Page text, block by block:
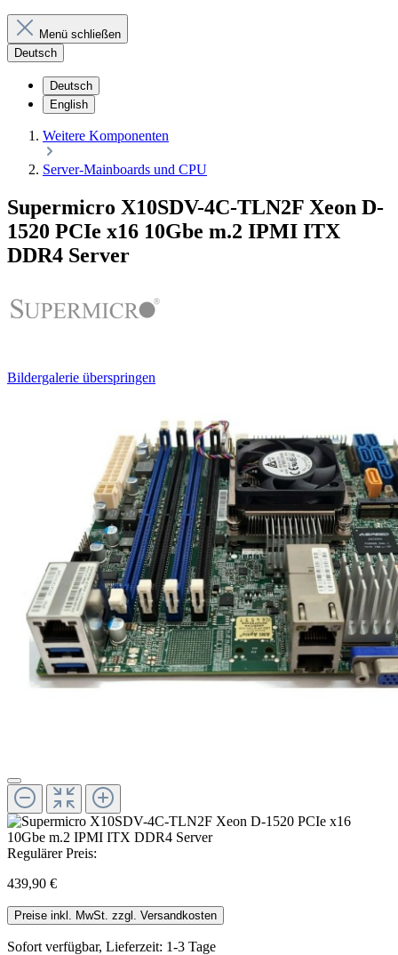
Menü schließen
Deutsch
Deutsch
English
Weitere Komponenten
Server-Mainboards und CPU
Supermicro X10SDV-4C-TLN2F Xeon D-
1520 PCIe x16 10Gbe m.2 IPMI ITX
DDR4 Server
Bildergalerie überspringen
Regulärer Preis:
439,90 €
Preise inkl. MwSt. zzgl. Versandkosten
Sofort verfügbar, Lieferzeit: 1-3 Tage